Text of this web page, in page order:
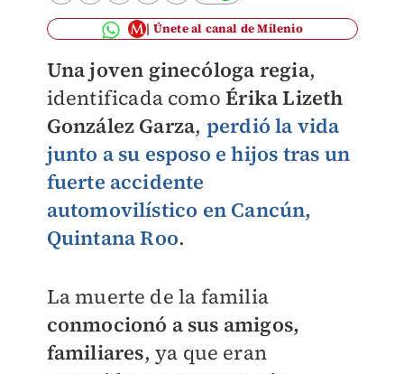
Únete al canal de Milenio
Una joven ginecóloga regia,
identificada como Érika Lizeth
González Garza, perdió la vida
junto a su esposo e hijos tras un
fuerte accidente
automovilístico en Cancún,
Quintana Roo.
La muerte de la familia
conmocionó a sus amigos,
familiares, ya que eran